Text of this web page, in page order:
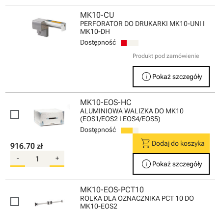
MK10-CU
PERFORATOR DO DRUKARKI MK10-UNI I
MK10-DH
Dostępność
Produkt pod zamówienie
info Pokaż szczegóły
MK10-EOS-HC
ALUMINIOWA WALIZKA DO MK10
(EOS1/EOS2 I EOS4/EOS5)
Dostępność
916.70 zł
- +
shopping_cart Dodaj do koszyka
info Pokaż szczegóły
MK10-EOS-PCT10
ROLKA DLA OZNACZNIKA PCT 10 DO
MK10-EOS2